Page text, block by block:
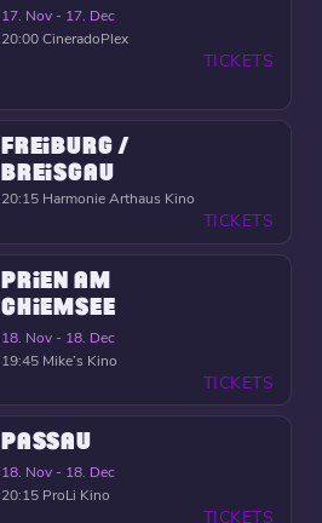
17. Nov - 17. Dec
20:00CineradoPlex
TICKETS
FREIBURG /
BREISGAU
20:15 Harmonie Arthaus Kino
TICKETS
PRIEN AM
CHIEMSEE
18. Nov - 18. Dec
19:45 Mike’s Kino
TICKETS
PASSAU
18. Nov - 18. Dec
20:15 ProLi Kino
TICKETS